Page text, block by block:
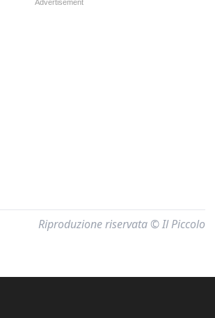
Riproduzione riservata © Il Piccolo